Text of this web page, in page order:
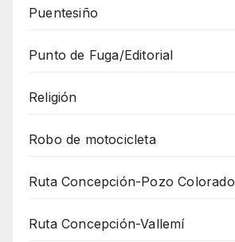
Puentesiño
Punto de Fuga/Editorial
Religión
Robo de motocicleta
Ruta Concepción-Pozo Colorado
Ruta Concepción-Vallemí